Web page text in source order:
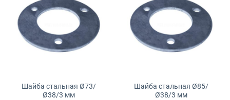
Шайба стальная Ø73/
Ø38/3 мм
Шайба стальная Ø85/
Ø38/3 мм